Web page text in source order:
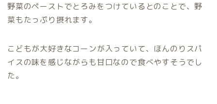
野菜のペーストでとろみをつけているとのことで、野
菜もたっぷり摂れます。
こどもが大好きなコーンが入っていて、ほんのりスパ
イスの味を感じながらも甘口なので食べやすそうでし
た。